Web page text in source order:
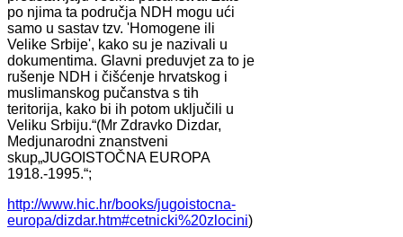
po njima ta područja NDH mogu ući
samo u sastav tzv. 'Homogene ili
Velike Srbije', kako su je nazivali u
dokumentima. Glavni preduvjet za to je
rušenje NDH i čišćenje hrvatskog i
muslimanskog pučanstva s tih
teritorija, kako bi ih potom uključili u
Veliku Srbiju.“(Mr Zdravko Dizdar,
Medjunarodni znanstveni
skup„JUGOISTOČNA EUROPA
1918.-1995.“;
http://www.hic.hr/books/jugoistocna-
europa/dizdar.htm#cetnicki%20zlocini)